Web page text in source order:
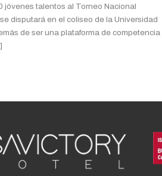
jóvenes talentos al Torneo Nacional
disputará en el coliseo de la Universidad
de ser una plataforma de competencia